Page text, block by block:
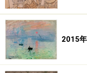
「鵜飼美紀＋辻和美
2015